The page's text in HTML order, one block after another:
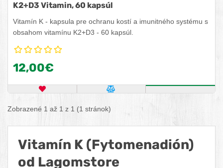
K2+D3 Vitamin, 60 kapsúl
Vitamín K - kapsula pre ochranu kostí a imunitného systému s
obsahom vitamínu K2+D3 - 60 kapsúl.
12,00€
OBĽÚBENÝ PRODUKTPOROVNAŤ PRODUKTKÚPIŤ
Zobrazené 1 až 1 z 1 (1 stránok)
Vitamín K (Fytomenadión)
od Lagomstore